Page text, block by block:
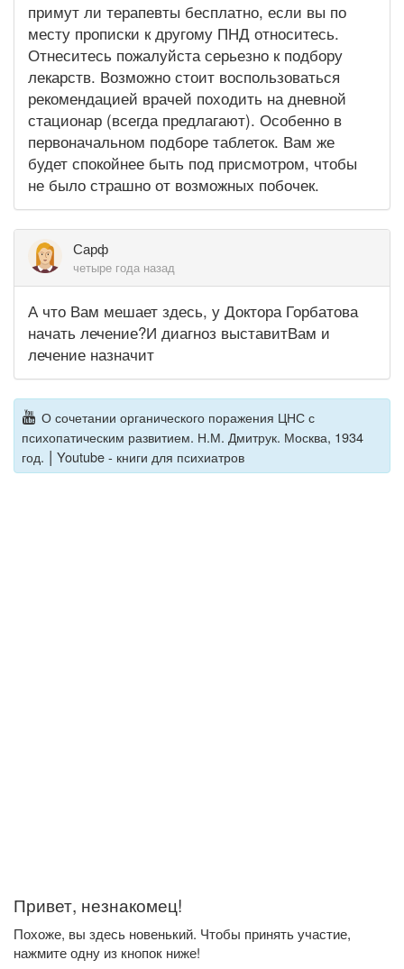
примут ли терапевты бесплатно, если вы по
месту прописки к другому ПНД относитесь.
Отнеситесь пожалуйста серьезно к подбору
лекарств. Возможно стоит воспользоваться
рекомендацией врачей походить на дневной
стационар (всегда предлагают). Особенно в
первоначальном подборе таблеток. Вам же
будет спокойнее быть под присмотром, чтобы
не было страшно от возможных побочек.
Сарф
четыре года назад
А что Вам мешает здесь, у Доктора Горбатова
начать лечение?И диагноз выставитВам и
лечение назначит
О сочетании органического поражения ЦНС с
психопатическим развитием. Н.М. Дмитрук. Москва, 1934
год. | Youtube - книги для психиатров
Привет, незнакомец!
Похоже, вы здесь новенький. Чтобы принять участие,
нажмите одну из кнопок ниже!